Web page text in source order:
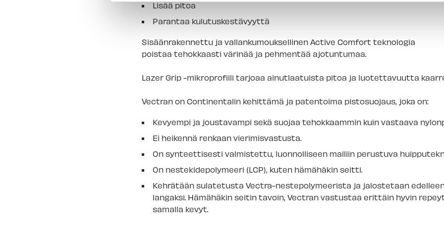
Lisää pitoa
Parantaa kulutuskestävyyttä
Sisäänrakennettu ja vallankumouksellinen Active Comfort teknologia
poistaa tehokkaasti värinää ja pehmentää ajotuntumaa.
Lazer Grip -mikroprofiili tarjoaa ainutlaatuista pitoa ja luotettavuutta
Vectran on Continentalin kehittämä ja patentoima pistosuojaus, joka on:
Kevyempi ja joustavampi sekä suojaa tehokkaammin kuin vastaava
Ei heikennä renkaan vierimisvastusta.
On synteettisesti valmistettu, luonnolliseen malliin perustuva
On nestekidepolymeeri (LCP), kuten hämähäkin seitti.
Kehrätään sulatetusta Vectra-nestepolymeerista ja jalostetaan
langaksi. Hämähäkin seitin tavoin, Vectran vastustaa erittäin hyvin
samalla kevyt.